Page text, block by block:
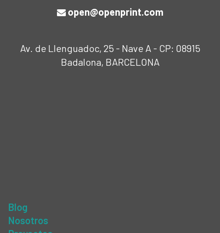
open@openprint.com
Av. de Llenguadoc, 25 - Nave A - CP: 08915
Badalona, BARCELONA
Blog
Nosotros